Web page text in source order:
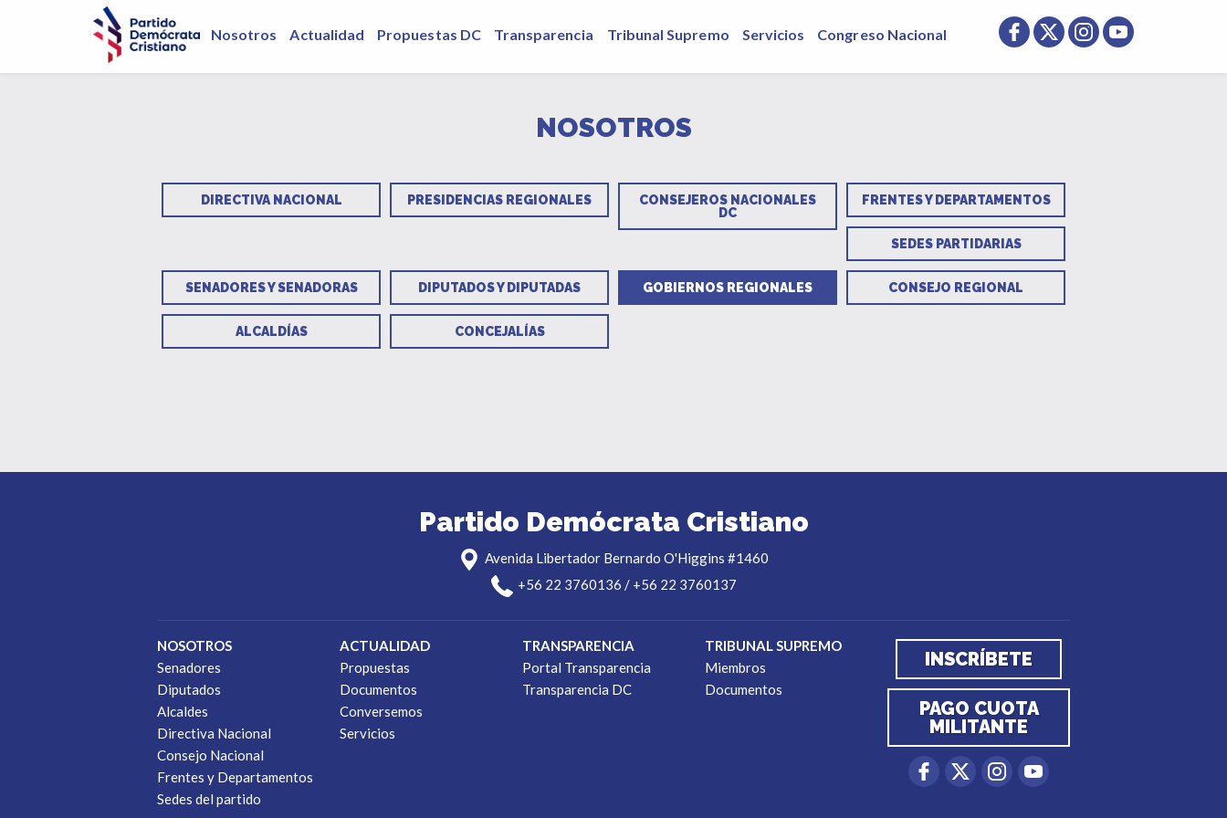
Nosotros Actualidad Propuestas DC Transparencia Tribunal Supremo Servicios Congreso Nacional
NOSOTROS
DIRECTIVA NACIONAL PRESIDENCIAS REGIONALES
CONSEJEROS NACIONALES
DC
FRENTES Y DEPARTAMENTOS
SEDES PARTIDARIAS
SENADORES Y SENADORAS DIPUTADOS Y DIPUTADAS GOBIERNOS REGIONALES CONSEJO REGIONAL
ALCALDÍAS CONCEJALÍAS
Partido Demócrata Cristiano
Avenida Libertador Bernardo O'Higgins #1460
+56 22 3760136 / +56 22 3760137
NOSOTROS
Senadores
Diputados
Alcaldes
Directiva Nacional
Consejo Nacional
Frentes y Departamentos
Sedes del partido
ACTUALIDAD
Propuestas
Documentos
Conversemos
Servicios
TRANSPARENCIA
Portal Transparencia
Transparencia DC
TRIBUNAL SUPREMO
Miembros
Documentos
INSCRÍBETE
PAGO CUOTA
MILITANTE